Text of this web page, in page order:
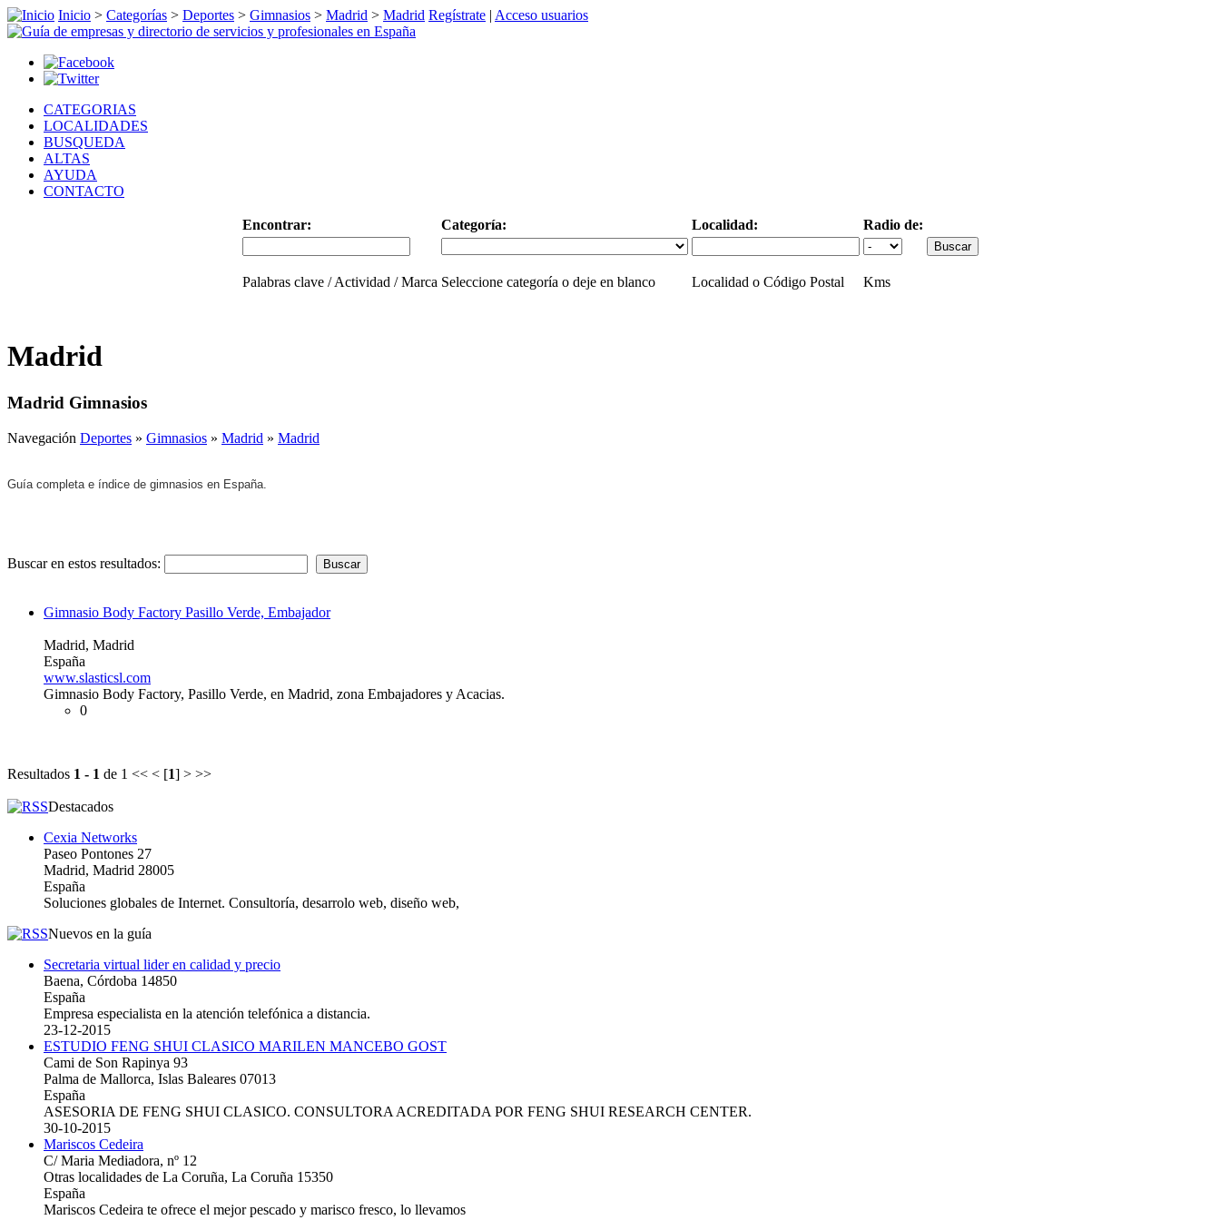
Inicio > Categorías > Deportes > Gimnasios > Madrid > Madrid Regístrate | Acceso usuarios
CATEGORIAS
LOCALIDADES
BUSQUEDA
ALTAS
AYUDA
CONTACTO
Encontrar: Categoría: Localidad: Radio de:
Palabras clave / Actividad / Marca Seleccione categoría o deje en blanco Localidad o Código Postal Kms
Madrid
Madrid Gimnasios
Navegación Deportes » Gimnasios » Madrid » Madrid
Guía completa e índice de gimnasios en España.
Buscar en estos resultados:
Gimnasio Body Factory Pasillo Verde, Embajador
Madrid, Madrid
España
www.slasticsl.com
Gimnasio Body Factory, Pasillo Verde, en Madrid, zona Embajadores y Acacias.
0
Resultados 1 - 1 de 1 << < [1] > >>
Destacados
Cexia Networks
Paseo Pontones 27
Madrid, Madrid 28005
España
Soluciones globales de Internet. Consultoría, desarrolo web, diseño web,
Nuevos en la guía
Secretaria virtual lider en calidad y precio
Baena, Córdoba 14850
España
Empresa especialista en la atención telefónica a distancia.
23-12-2015
ESTUDIO FENG SHUI CLASICO MARILEN MANCEBO GOST
Cami de Son Rapinya 93
Palma de Mallorca, Islas Baleares 07013
España
ASESORIA DE FENG SHUI CLASICO. CONSULTORA ACREDITADA POR FENG SHUI RESEARCH CENTER.
30-10-2015
Mariscos Cedeira
C/ Maria Mediadora, nº 12
Otras localidades de La Coruña, La Coruña 15350
España
Mariscos Cedeira te ofrece el mejor pescado y marisco fresco, lo llevamos